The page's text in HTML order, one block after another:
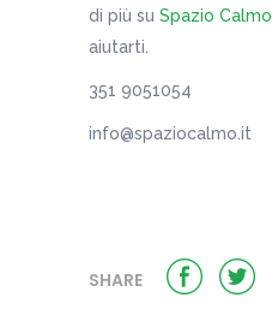
di più su Spazio Calmo
aiutarti.
351 9051054
info@spaziocalmo.it
SHARE